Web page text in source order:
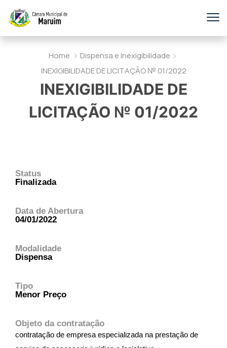
Home
Dispensa e Inexigibilidade
INEXIGIBILIDADE DE LICITAÇÃO № 01/2022
INEXIGIBILIDADE DE
LICITAÇÃO № 01/2022
Status
Finalizada
Data de Abertura
04/01/2022
Modalidade
Dispensa
Tipo
Menor Preço
Objeto da contratação
contratação de empresa especializada na prestação de